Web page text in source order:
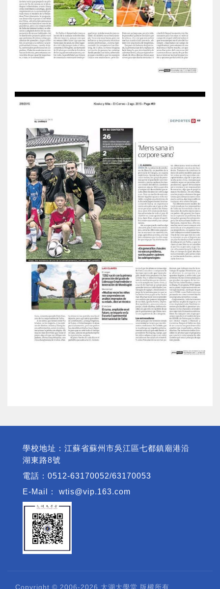
學校地址：江蘇省蘇州市吳江區七都鎮廟港沿
湖東路8號
電話：0512-63170052/63170053
E-Mail： wtis@vip.163.com
Copyright © 2006-2026 太湖大學堂 版權所有